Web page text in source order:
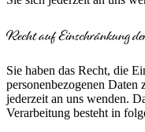
Recht auf Einschränkung
Sie haben das Recht, die
personenbezogenen
jederzeit an uns wenden.
Verarbeitung besteht in